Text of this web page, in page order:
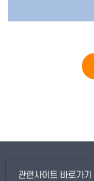
관련사이트 바로가기